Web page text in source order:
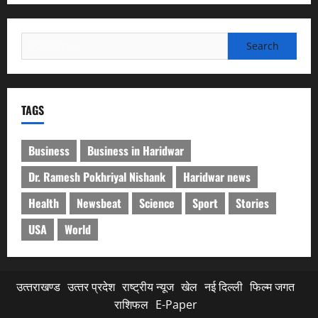
for:
TAGS
Business
Business in Haridwar
Dr. Ramesh Pokhriyal Nishank
Haridwar news
Health
Newsbeat Science Sport
Stories
USA
World
उत्‍तराखण्‍ड उत्‍तर प्रदेश राष्ट्रीय न्यूज खेल नई दिल्ली फिल्‍म जगत
राशिफल E-Paper